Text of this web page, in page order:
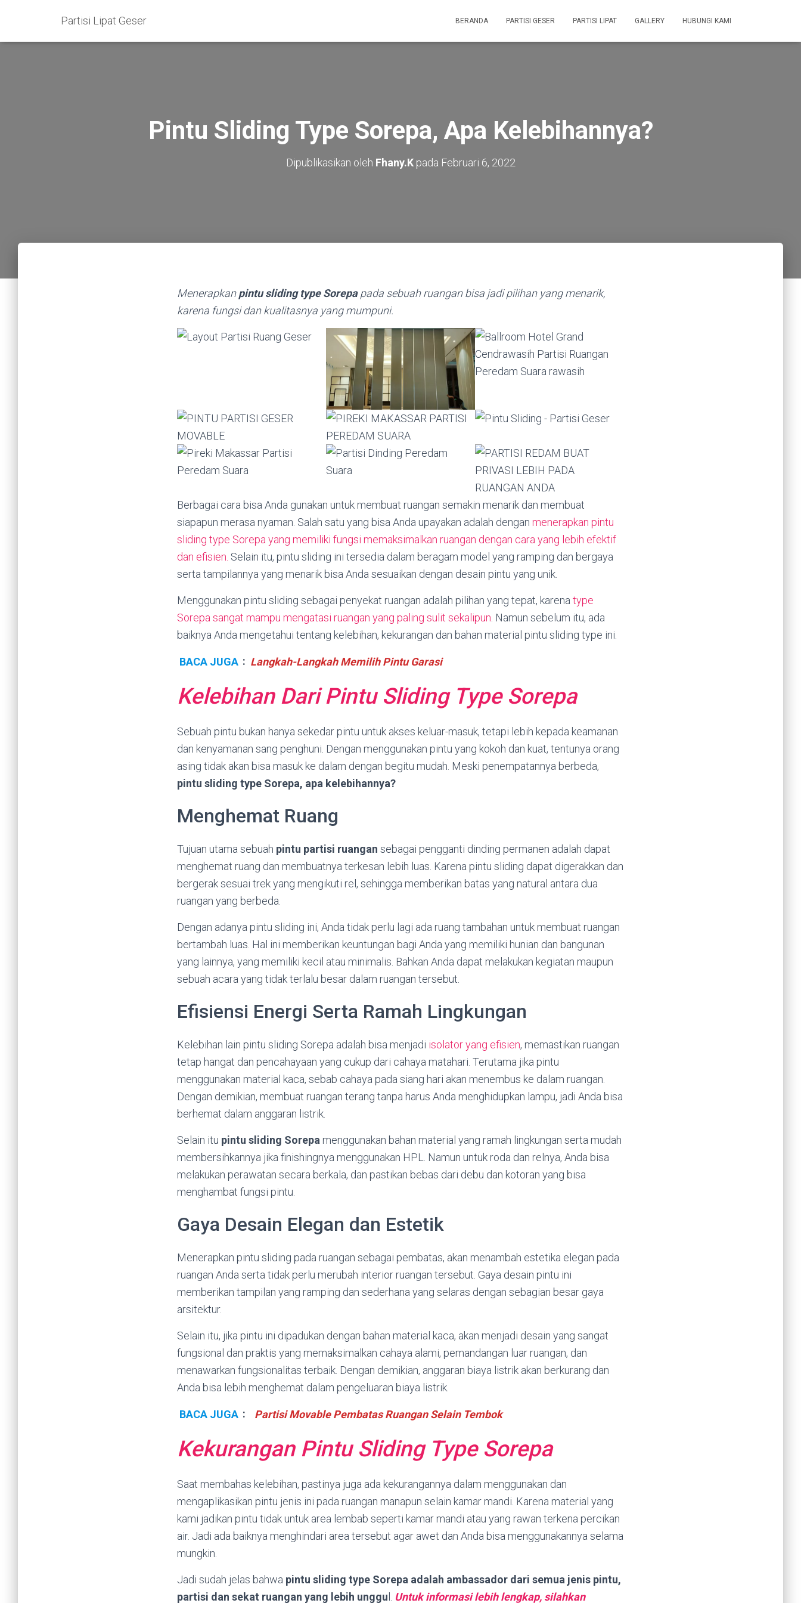
Partisi Lipat Geser BERANDA PARTISI GESER PARTISI LIPAT GALLERY HUBUNGI KAMI
Pintu Sliding Type Sorepa, Apa Kelebihannya?
Dipublikasikan oleh Fhany.Kpada Februari 6, 2022
Menerapkanpintu sliding type Sorepapada sebuah ruangan bisa jadi pilihan yang menarik,
karena fungsi dan kualitasnya yang mumpuni.
Berbagai cara bisa Anda gunakan untuk membuat ruangan semakin menarik dan membuat
siapapun merasa nyaman. Salah satu yang bisa Anda upayakan adalah dengan menerapkan pintu
sliding type Sorepa yang memiliki fungsi memaksimalkan ruangan dengan cara yang lebih efektif
dan efisien. Selain itu, pintu sliding ini tersedia dalam beragam model yang ramping dan bergaya
serta tampilannya yang menarik bisa Anda sesuaikan dengan desain pintu yang unik.
Menggunakan pintu sliding sebagai penyekat ruangan adalah pilihan yang tepat, karena type
Sorepa sangat mampu mengatasi ruangan yang paling sulit sekalipun. Namun sebelum itu, ada
baiknya Anda mengetahui tentang kelebihan, kekurangan dan bahan material pintu sliding type ini.
BACA JUGA : Langkah-Langkah Memilih Pintu Garasi
Kelebihan Dari Pintu Sliding Type Sorepa
Sebuah pintu bukan hanya sekedar pintu untuk akses keluar-masuk, tetapi lebih kepada keamanan
dan kenyamanan sang penghuni. Dengan menggunakan pintu yang kokoh dan kuat, tentunya orang
asing tidak akan bisa masuk ke dalam dengan begitu mudah. Meski penempatannya berbeda,
pintu sliding type Sorepa, apa kelebihannya?
Menghemat Ruang
Tujuan utama sebuah pintu partisi ruangan sebagai pengganti dinding permanen adalah dapat
menghemat ruang dan membuatnya terkesan lebih luas. Karena pintu sliding dapat digerakkan dan
bergerak sesuai trek yang mengikuti rel, sehingga memberikan batas yang natural antara dua
ruangan yang berbeda.
Dengan adanya pintu sliding ini, Anda tidak perlu lagi ada ruang tambahan untuk membuat ruangan
bertambah luas. Hal ini memberikan keuntungan bagi Anda yang memiliki hunian dan bangunan
yang lainnya, yang memiliki kecil atau minimalis. Bahkan Anda dapat melakukan kegiatan maupun
sebuah acara yang tidak terlalu besar dalam ruangan tersebut.
Efisiensi Energi Serta Ramah Lingkungan
Kelebihan lain pintu sliding Sorepa adalah bisa menjadi isolator yang efisien, memastikan ruangan
tetap hangat dan pencahayaan yang cukup dari cahaya matahari. Terutama jika pintu
menggunakan material kaca, sebab cahaya pada siang hari akan menembus ke dalam ruangan.
Dengan demikian, membuat ruangan terang tanpa harus Anda menghidupkan lampu, jadi Anda bisa
berhemat dalam anggaran listrik.
Selain itu pintu sliding Sorepa menggunakan bahan material yang ramah lingkungan serta mudah
membersihkannya jika finishingnya menggunakan HPL. Namun untuk roda dan relnya, Anda bisa
melakukan perawatan secara berkala, dan pastikan bebas dari debu dan kotoran yang bisa
menghambat fungsi pintu.
Gaya Desain Elegan dan Estetik
Menerapkan pintu sliding pada ruangan sebagai pembatas, akan menambah estetika elegan pada
ruangan Anda serta tidak perlu merubah interior ruangan tersebut. Gaya desain pintu ini
memberikan tampilan yang ramping dan sederhana yang selaras dengan sebagian besar gaya
arsitektur.
Selain itu, jika pintu ini dipadukan dengan bahan material kaca, akan menjadi desain yang sangat
fungsional dan praktis yang memaksimalkan cahaya alami, pemandangan luar ruangan, dan
menawarkan fungsionalitas terbaik. Dengan demikian, anggaran biaya listrik akan berkurang dan
Anda bisa lebih menghemat dalam pengeluaran biaya listrik.
BACA JUGA : Partisi Movable Pembatas Ruangan Selain Tembok
Kekurangan Pintu Sliding Type Sorepa
Saat membahas kelebihan, pastinya juga ada kekurangannya dalam menggunakan dan
mengaplikasikan pintu jenis ini pada ruangan manapun selain kamar mandi. Karena material yang
kami jadikan pintu tidak untuk area lembab seperti kamar mandi atau yang rawan terkena percikan
air. Jadi ada baiknya menghindari area tersebut agar awet dan Anda bisa menggunakannya selama
mungkin.
Jadi sudah jelas bahwa pintu sliding type Sorepa adalah ambassador dari semua jenis pintu,
partisi dan sekat ruangan yang lebih unggu l. Untuk informasi lebih lengkap, silahkan